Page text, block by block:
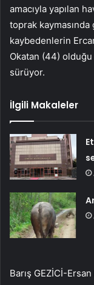
amacıyla yapılan
toprak kaymasında
kaybedenlerin
Okatan (44)
sürüyor.
İlgili Makaleler
Barış GEZİCİ-